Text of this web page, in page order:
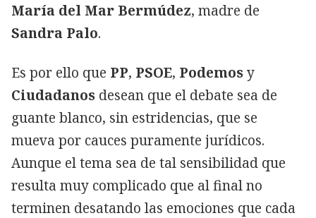
María del Mar Bermúdez, madre de
Sandra Palo.
Es por ello que PP, PSOE, Podemosy
Ciudadanos desean que el debate sea de
guante blanco, sin estridencias, que se
mueva por cauces puramente jurídicos.
Aunque el tema sea de tal sensibilidad que
resulta muy complicado que al final no
terminen desatando las emociones que cada